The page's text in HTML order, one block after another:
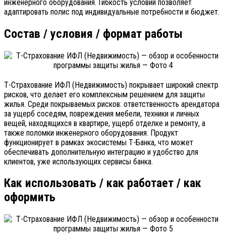
инженерного оборудования. Гибкость условий позволяет
адаптировать полис под индивидуальные потребности и бюджет.
Состав / условия / формат работы
Т-Страхование ИФЛ (Недвижимость) покрывает широкий спектр
рисков, что делает его комплексным решением для защиты
жилья. Среди покрываемых рисков: ответственность арендатора
за ущерб соседям, повреждения мебели, техники и личных
вещей, находящихся в квартире, ущерб отделке и ремонту, а
также поломки инженерного оборудования. Продукт
функционирует в рамках экосистемы Т-Банка, что может
обеспечивать дополнительную интеграцию и удобство для
клиентов, уже использующих сервисы банка.
Как использовать / как работает / как
оформить